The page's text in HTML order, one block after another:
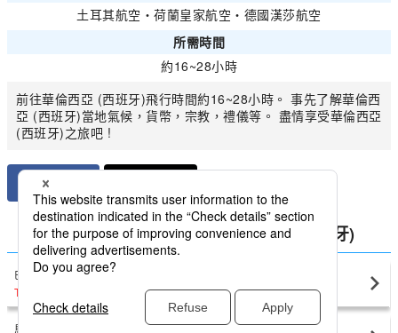
土耳其航空 ・荷蘭皇家航空 ・ 德國漢莎航空
所需時間
約16~28小時
前往華倫西亞 (西班牙)飛行時間約16~28小時。 事先了解華倫西
亞 (西班牙)當地氣候，貨幣，宗教，禮儀等。 盡情享受華倫西亞
(西班牙)之旅吧 !
比較國內西班牙最低價格華倫西亞 (西班牙)
巴塞隆納 華倫西亞 (西班牙)(VLC)
TWD7,162
馬德里 華倫西亞 (西班牙)(VLC)